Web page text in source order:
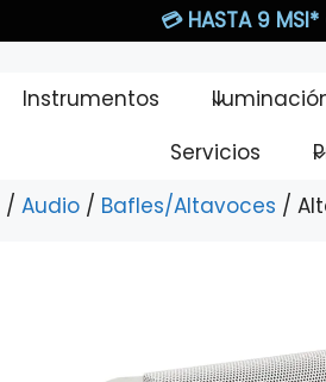
💳 HASTA 9 MSI*
Instrumentos
Servicios
/ Audio / Bafles/Altavoces /